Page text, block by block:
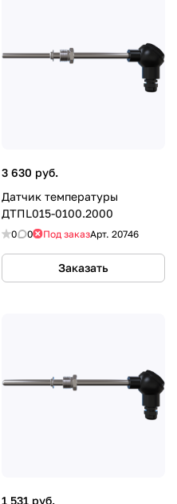
3 630 руб.
Датчик температуры
ДТПL015-0100.2000
0 0 Под заказАрт. 20746
Заказать
1 531 руб.